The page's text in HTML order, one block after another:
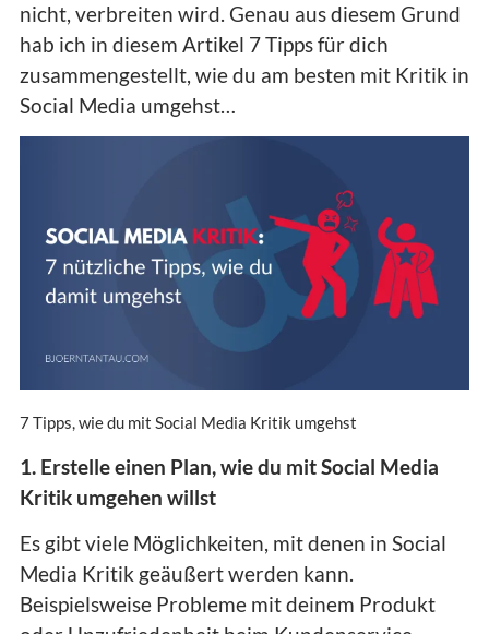
nicht, verbreiten wird. Genau aus diesem Grund
hab ich in diesem Artikel 7 Tipps für dich
zusammengestellt, wie du am besten mit Kritik in
Social Media umgehst…
7 Tipps, wie du mit Social Media Kritik umgehst
1. Erstelle einen Plan, wie du mit Social Media
Kritik umgehen willst
Es gibt viele Möglichkeiten, mit denen in Social
Media Kritik geäußert werden kann.
Beispielsweise Probleme mit deinem Produkt